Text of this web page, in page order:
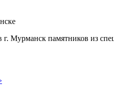
Мурманск памятников из